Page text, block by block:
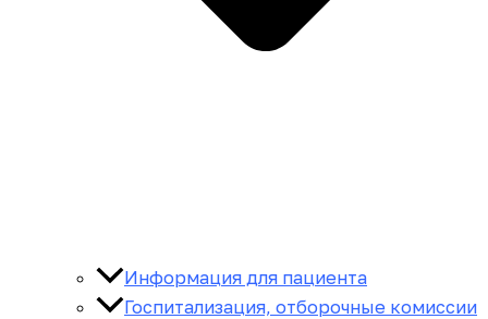
Информация для пациента
Госпитализация, отборочные комиссии